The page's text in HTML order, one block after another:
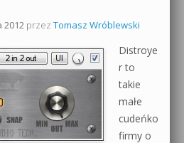
podstaw
Massive
2012 przez Tomasz Wróblewski
Distroye
r to
takie
małe
cudeńko
firmy o